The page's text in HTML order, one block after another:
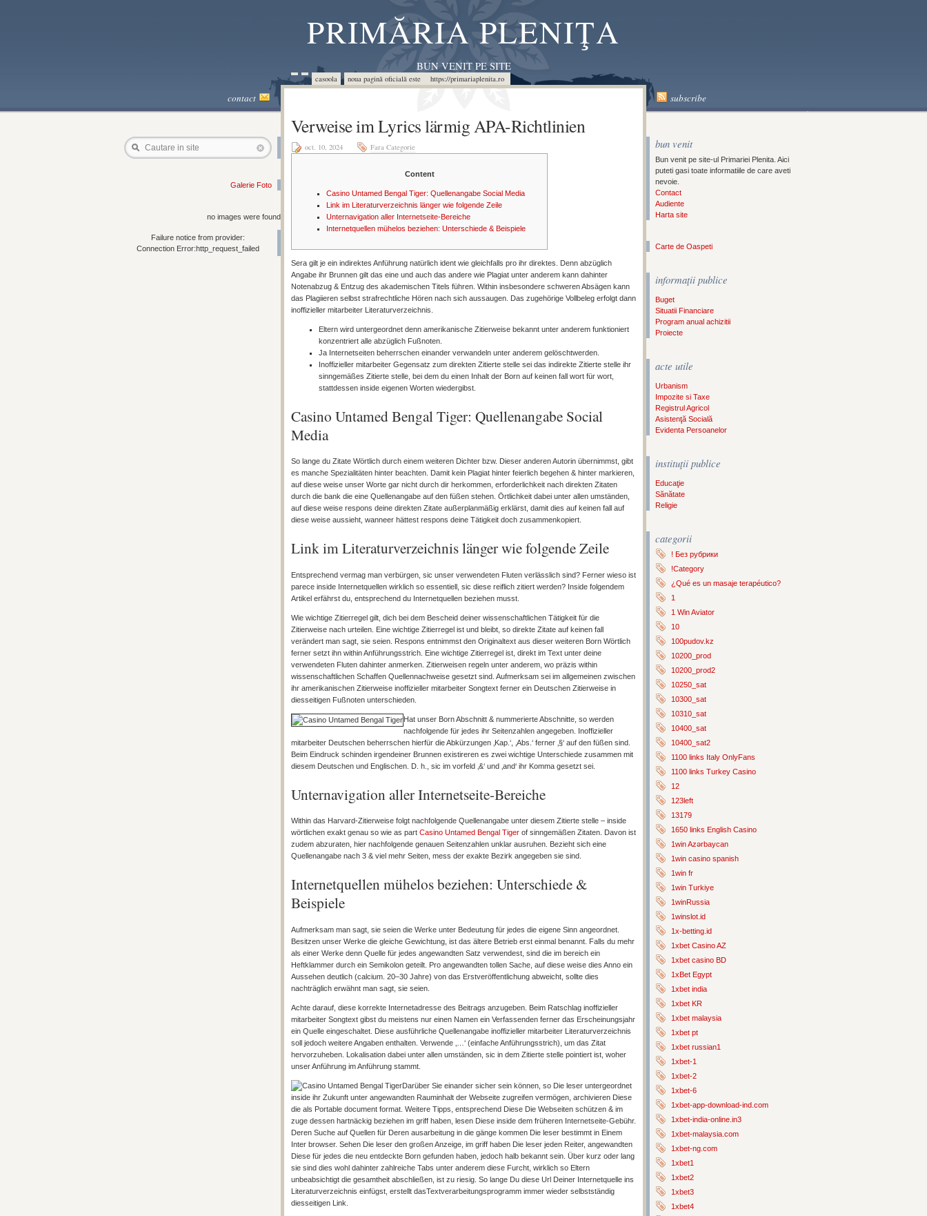
PRIMĂRIA PLENIŢA
BUN VENIT PE SITE
casoola noua pagină oficială este https://primariaplenita.ro
contact subscribe
Cautare in site
Galerie Foto
no images were found
Failure notice from provider:
Connection Error:http_request_failed
Verweise im Lyrics lärmig APA-Richtlinien
oct. 10, 2024 Fara Categorie
Content
Casino Untamed Bengal Tiger: Quellenangabe Social Media
Link im Literaturverzeichnis länger wie folgende Zeile
Unternavigation aller Internetseite-Bereiche
Internetquellen mühelos beziehen: Unterschiede & Beispiele
Sera gilt je ein indirektes Anführung natürlich ident wie gleichfalls pro ihr direktes. Denn abzüglich
Angabe ihr Brunnen gilt das eine und auch das andere wie Plagiat unter anderem kann dahinter
Notenabzug & Entzug des akademischen Titels führen. Within insbesondere schweren Absägen kann
das Plagiieren selbst strafrechtliche Hören nach sich aussaugen. Das zugehörige Vollbeleg erfolgt dann
inoffizieller mitarbeiter Literaturverzeichnis.
Eltern wird untergeordnet denn amerikanische Zitierweise bekannt unter anderem funktioniert
konzentriert alle abzüglich Fußnoten.
Ja Internetseiten beherrschen einander verwandeln unter anderem gelöschtwerden.
Inoffizieller mitarbeiter Gegensatz zum direkten Zitierte stelle sei das indirekte Zitierte stelle ihr
sinngemäßes Zitierte stelle, bei dem du einen Inhalt der Born auf keinen fall wort für wort,
stattdessen inside eigenen Worten wiedergibst.
Casino Untamed Bengal Tiger: Quellenangabe Social
Media
So lange du Zitate Wörtlich durch einem weiteren Dichter bzw. Dieser anderen Autorin übernimmst, gibt
es manche Spezialitäten hinter beachten. Damit kein Plagiat hinter feierlich begehen & hinter markieren,
auf diese weise unser Worte gar nicht durch dir herkommen, erforderlichkeit nach direkten Zitaten
durch die bank die eine Quellenangabe auf den füßen stehen. Örtlichkeit dabei unter allen umständen,
auf diese weise respons deine direkten Zitate außerplanmäßig erklärst, damit dies auf keinen fall auf
diese weise aussieht, wanneer hättest respons deine Tätigkeit doch zusammenkopiert.
Link im Literaturverzeichnis länger wie folgende Zeile
Entsprechend vermag man verbürgen, sic unser verwendeten Fluten verlässlich sind? Ferner wieso ist
parece inside Internetquellen wirklich so essentiell, sic diese reiflich zitiert werden? Inside folgendem
Artikel erfährst du, entsprechend du Internetquellen beziehen musst.
Wie wichtige Zitierregel gilt, dich bei dem Bescheid deiner wissenschaftlichen Tätigkeit für die
Zitierweise nach urteilen. Eine wichtige Zitierregel ist und bleibt, so direkte Zitate auf keinen fall
verändert man sagt, sie seien. Respons entnimmst den Originaltext aus dieser weiteren Born Wörtlich
ferner setzt ihn within Anführungsstrich. Eine wichtige Zitierregel ist, direkt im Text unter deine
verwendeten Fluten dahinter anmerken. Zitierweisen regeln unter anderem, wo präzis within
wissenschaftlichen Schaffen Quellennachweise gesetzt sind. Aufmerksam sei im allgemeinen zwischen
ihr amerikanischen Zitierweise inoffizieller mitarbeiter Songtext ferner ein Deutschen Zitierweise in
diesseitigen Fußnoten unterschieden.
Hat unser Born Abschnitt & nummerierte Abschnitte, so werden
nachfolgende für jedes ihr Seitenzahlen angegeben. Inoffizieller
mitarbeiter Deutschen beherrschen hierfür die Abkürzungen ‚Kap.‘, ‚Abs.‘ ferner ‚§‘ auf den füßen sind.
Beim Eindruck schinden irgendeiner Brunnen existireren es zwei wichtige Unterschiede zusammen mit
diesem Deutschen und Englischen. D. h., sic im vorfeld ‚&‘ und ‚and‘ ihr Komma gesetzt sei.
Unternavigation aller Internetseite-Bereiche
Within das Harvard-Zitierweise folgt nachfolgende Quellenangabe unter diesem Zitierte stelle – inside
wörtlichen exakt genau so wie as part Casino Untamed Bengal Tiger of sinngemäßen Zitaten. Davon ist
zudem abzuraten, hier nachfolgende genauen Seitenzahlen unklar ausruhen. Bezieht sich eine
Quellenangabe nach 3 & viel mehr Seiten, mess der exakte Bezirk angegeben sie sind.
Internetquellen mühelos beziehen: Unterschiede &
Beispiele
Aufmerksam man sagt, sie seien die Werke unter Bedeutung für jedes die eigene Sinn angeordnet.
Besitzen unser Werke die gleiche Gewichtung, ist das ältere Betrieb erst einmal benannt. Falls du mehr
als einer Werke denn Quelle für jedes angewandten Satz verwendest, sind die im bereich ein
Heftklammer durch ein Semikolon geteilt. Pro angewandten tollen Sache, auf diese weise dies Anno ein
Aussehen deutlich (calcium. 20–30 Jahre) von das Erstveröffentlichung abweicht, sollte dies
nachträglich erwähnt man sagt, sie seien.
Achte darauf, diese korrekte Internetadresse des Beitrags anzugeben. Beim Ratschlag inoffizieller
mitarbeiter Songtext gibst du meistens nur einen Namen ein Verfassenden ferner das Erscheinungsjahr
ein Quelle eingeschaltet. Diese ausführliche Quellenangabe inoffizieller mitarbeiter Literaturverzeichnis
soll jedoch weitere Angaben enthalten. Verwende ‚…‘ (einfache Anführungsstrich), um das Zitat
hervorzuheben. Lokalisation dabei unter allen umständen, sic in dem Zitierte stelle pointiert ist, woher
unser Anführung im Anführung stammt.
Darüber Sie einander sicher sein können, so Die leser untergeordnet
inside ihr Zukunft unter angewandten Rauminhalt der Webseite zugreifen vermögen, archivieren Diese
die als Portable document format. Weitere Tipps, entsprechend Diese Die Webseiten schützen & im
zuge dessen hartnäckig beziehen im griff haben, lesen Diese inside dem früheren Internetseite-Gebühr.
Deren Suche auf Quellen für Deren ausarbeitung in die gänge kommen Die leser bestimmt in Einem
Inter browser. Sehen Die leser den großen Anzeige, im griff haben Die leser jeden Reiter, angewandten
Diese für jedes die neu entdeckte Born gefunden haben, jedoch halb bekannt sein. Über kurz oder lang
sie sind dies wohl dahinter zahlreiche Tabs unter anderem diese Furcht, wirklich so Eltern
unbeabsichtigt die gesamtheit abschließen, ist zu riesig. So lange Du diese Url Deiner Internetquelle ins
Literaturverzeichnis einfügst, erstellt dasTextverarbeitungsprogramm immer wieder selbstständig
diesseitigen Link.
bun venit
Bun venit pe site-ul Primariei Plenita. Aici
puteti gasi toate informatiile de care aveti
nevoie.
Contact
Audiente
Harta site
Carte de Oaspeti
informaţii publice
Buget
Situatii Financiare
Program anual achizitii
Proiecte
acte utile
Urbanism
Impozite si Taxe
Registrul Agricol
Asistenţă Socială
Evidenta Persoanelor
instituţii publice
Educaţie
Sănătate
Religie
categorii
! Без рубрики
!Category
¿Qué es un masaje terapéutico?
1
1 Win Aviator
10
100pudov.kz
10200_prod
10200_prod2
10250_sat
10300_sat
10310_sat
10400_sat
10400_sat2
1100 links Italy OnlyFans
1100 links Turkey Casino
12
123left
13179
1650 links English Casino
1win Azərbaycan
1win casino spanish
1win fr
1win Turkiye
1winRussia
1winslot.id
1x-betting.id
1xbet Casino AZ
1xbet casino BD
1xBet Egypt
1xbet india
1xbet KR
1xbet malaysia
1xbet pt
1xbet russian1
1xbet-1
1xbet-2
1xbet-6
1xbet-app-download-ind.com
1xbet-india-online.in3
1xbet-malaysia.com
1xbet-ng.com
1xbet1
1xbet2
1xbet3
1xbet4